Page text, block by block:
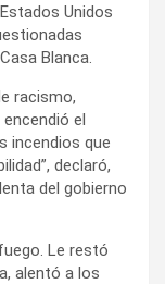
Unidos
Blanca.
racismo,
el
incendios que
declaró,
del gobierno
Le restó
alentó a los